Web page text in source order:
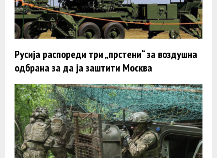
Русија распореди три „прстени“ за воздушна
одбрана за да ја заштити Москва